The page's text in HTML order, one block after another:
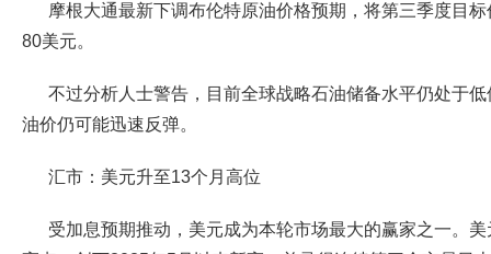
摩根大通最新下调布伦特原油价格预期，将第三季度目
80美元。
不过分析人士警告，目前全球战略石油储备水平仍处于
油价仍可能迅速反弹。
汇市：美元升至13个月高位
受加息预期推动，美元成为本轮市场最大的赢家之一。